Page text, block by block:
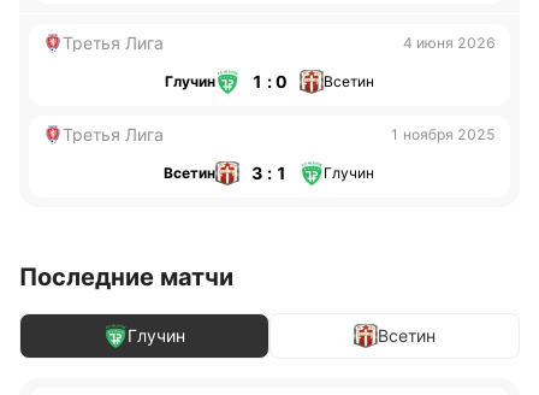
Третья Лига 4 июня 2026
Глучин 1 : 0 Всетин
Третья Лига 1 ноября 2025
Всетин 3 : 1 Глучин
Последние матчи
Глучин Всетин